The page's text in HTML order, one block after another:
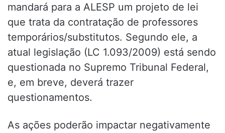
mandará para a ALESP um projeto de lei
que trata da contratação de professores
temporários/substitutos. Segundo ele, a
atual legislação (LC 1.093/2009) está sendo
questionada no Supremo Tribunal Federal,
e, em breve, deverá trazer
questionamentos.
As ações poderão impactar negativamente